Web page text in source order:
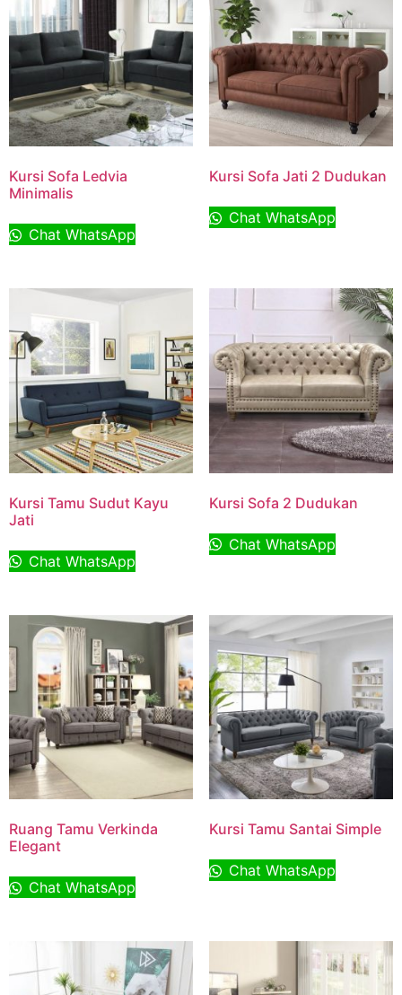
Kursi Sofa Ledvia
Minimalis
Chat WhatsApp
Kursi Sofa Jati 2 Dudukan
Chat WhatsApp
Kursi Tamu Sudut Kayu
Jati
Chat WhatsApp
Kursi Sofa 2 Dudukan
Chat WhatsApp
Ruang Tamu Verkinda
Elegant
Chat WhatsApp
Kursi Tamu Santai Simple
Chat WhatsApp